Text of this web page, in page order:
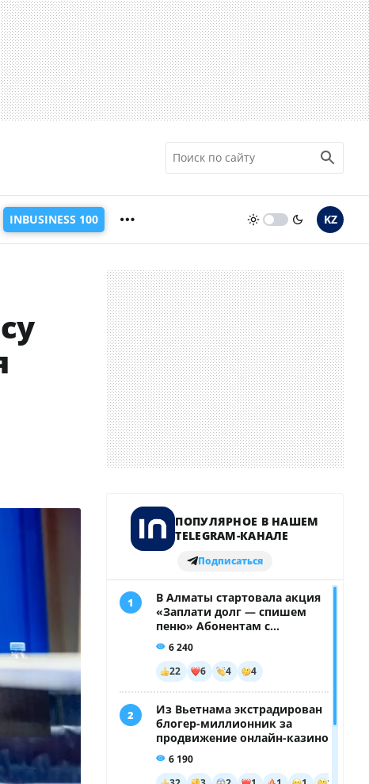
INBUSINESS 100 KZ